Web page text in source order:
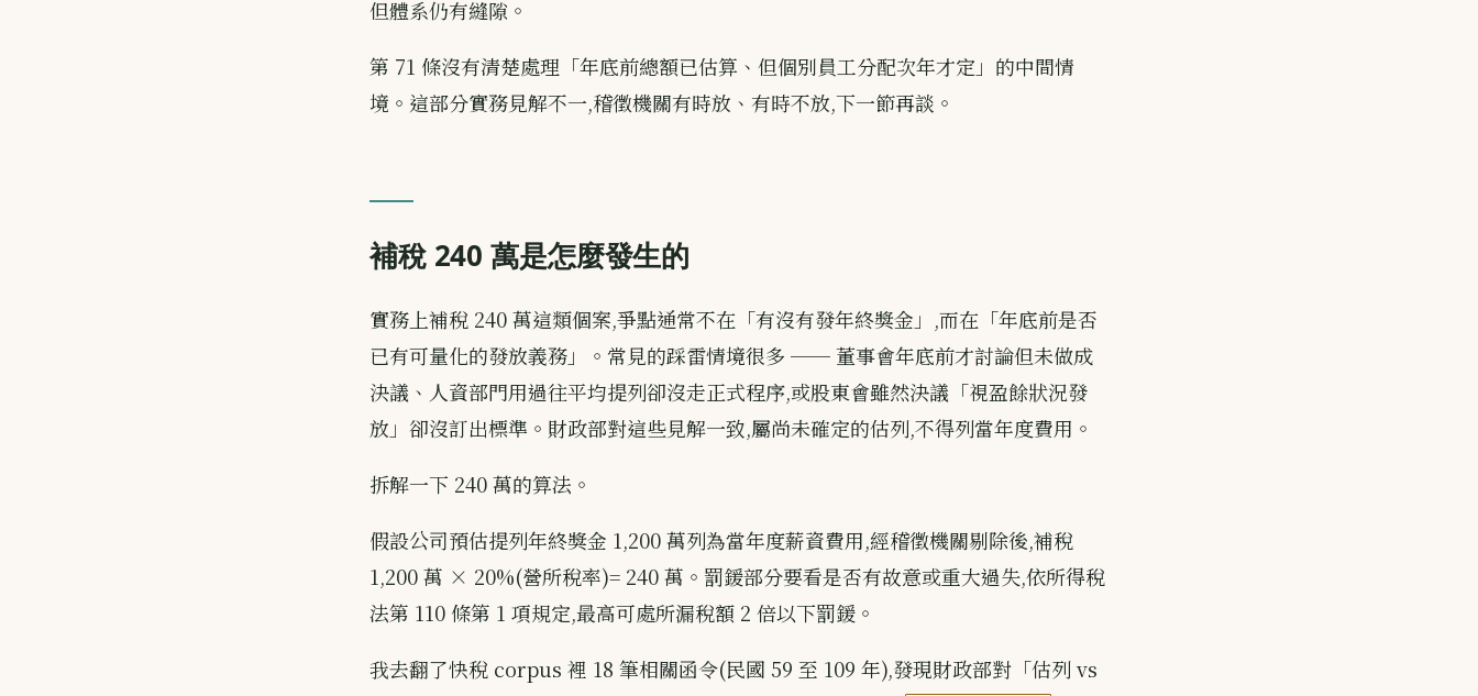
但體系仍有縫隙。
第 71 條沒有清楚處理「年底前總額已估算、但個別員工分配次年才定」的中間情
境。這部分實務見解不一,稽徵機關有時放、有時不放,下一節再談。
補稅 240 萬是怎麼發生的
實務上補稅 240 萬這類個案,爭點通常不在「有沒有發年終獎金」,而在「年底前是否
已有可量化的發放義務」。常見的踩雷情境很多 ── 董事會年底前才討論但未做成
決議、人資部門用過往平均提列卻沒走正式程序,或股東會雖然決議「視盈餘狀況發
放」卻沒訂出標準。財政部對這些見解一致,屬尚未確定的估列,不得列當年度費用。
拆解一下 240 萬的算法。
假設公司預估提列年終獎金 1,200 萬列為當年度薪資費用,經稽徵機關剔除後,補稅
1,200 萬 × 20%(營所稅率)= 240 萬。罰鍰部分要看是否有故意或重大過失,依所得稅
法第 110 條第 1 項規定,最高可處所漏稅額 2 倍以下罰鍰。
我去翻了快稅 corpus 裡 18 筆相關函令(民國 59 至 109 年),發現財政部對「估列 vs